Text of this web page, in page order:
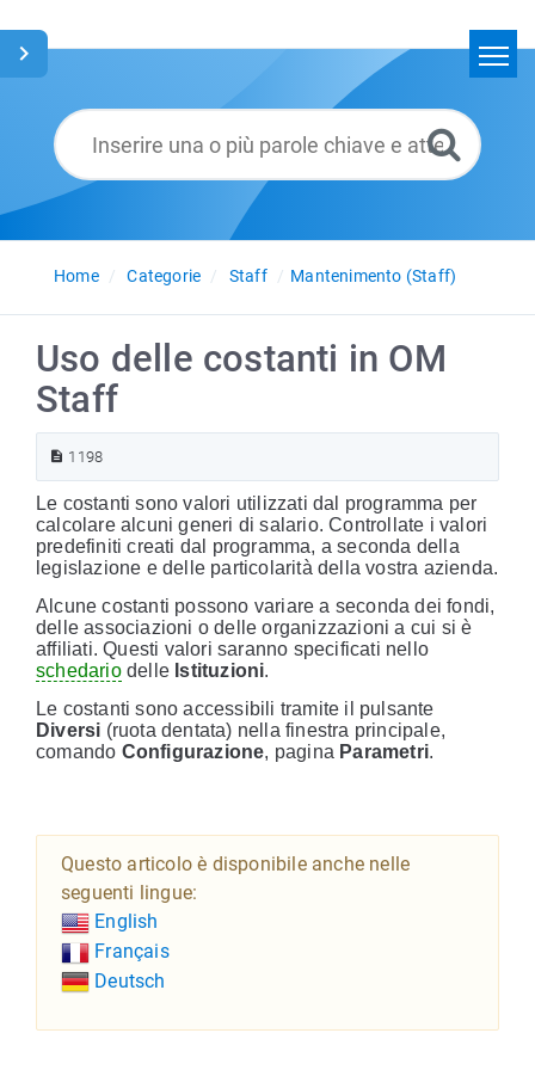
Glossario
Italiano
Home
Categorie Staff Mantenimento (Staff)
Uso delle costanti in OM
Staff
1198
Le costanti sono valori utilizzati dal programma per
calcolare alcuni generi di salario. Controllate i valori
predefiniti creati dal programma, a seconda della
legislazione e delle particolarità della vostra azienda.
Alcune costanti possono variare a seconda dei fondi,
delle associazioni o delle organizzazioni a cui si è
affiliati. Questi valori saranno specificati nello
schedariodelle Istituzioni.
Le costanti sono accessibili tramite il pulsante
Diversi (ruota dentata) nella finestra principale,
comando Configurazione, pagina Parametri.
Questo articolo è disponibile anche nelle
seguenti lingue:
English
Français
Deutsch